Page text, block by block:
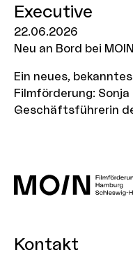
Executive
22.06.2026
Neu an Bord bei MOIN
Ein neues,
Filmförderung:
Geschäftsführerin
Fäden zusammen –
Begleitung der
Kontakt